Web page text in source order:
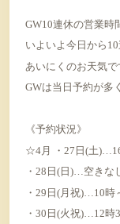
GW10連休の営業時
いよいよ今日から
あいにくのお天気
GWは当日予約が多
《予約状況》
☆4月 ・27日(土
・28日(日)…空きな
・29日(月祝)…10時
・30日(火祝)…12時